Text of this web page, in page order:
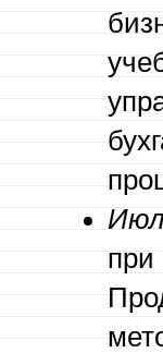
при